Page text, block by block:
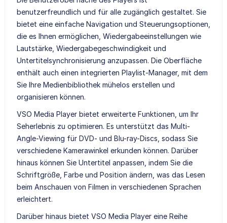
benutzerfreundlich und für alle zugänglich gestaltet. Sie
bietet eine einfache Navigation und Steuerungsoptionen,
die es Ihnen ermöglichen, Wiedergabeeinstellungen wie
Lautstärke, Wiedergabegeschwindigkeit und
Untertitelsynchronisierung anzupassen. Die Oberfläche
enthält auch einen integrierten Playlist-Manager, mit dem
Sie Ihre Medienbibliothek mühelos erstellen und
organisieren können.
VSO Media Player bietet erweiterte Funktionen, um Ihr
Seherlebnis zu optimieren. Es unterstützt das Multi-
Angle-Viewing für DVD- und Blu-ray-Discs, sodass Sie
verschiedene Kamerawinkel erkunden können. Darüber
hinaus können Sie Untertitel anpassen, indem Sie die
Schriftgröße, Farbe und Position ändern, was das Lesen
beim Anschauen von Filmen in verschiedenen Sprachen
erleichtert.
Darüber hinaus bietet VSO Media Player eine Reihe